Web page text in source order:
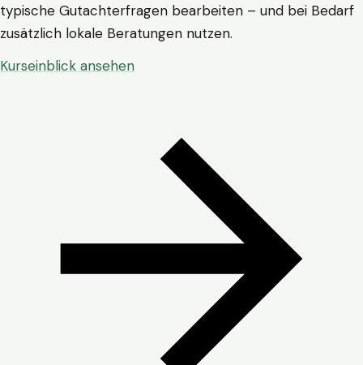
typische Gutachterfragen bearbeiten – und bei Bedarf
zusätzlich lokale Beratungen nutzen.
Kurseinblick ansehen